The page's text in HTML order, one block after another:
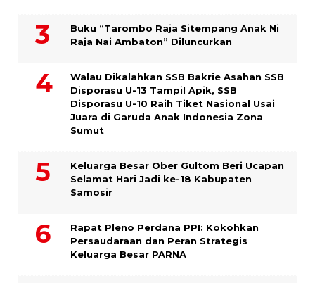
Buku “Tarombo Raja Sitempang Anak Ni
Raja Nai Ambaton” Diluncurkan
Walau Dikalahkan SSB Bakrie Asahan SSB
Disporasu U-13 Tampil Apik, SSB
Disporasu U-10 Raih Tiket Nasional Usai
Juara di Garuda Anak Indonesia Zona
Sumut
Keluarga Besar Ober Gultom Beri Ucapan
Selamat Hari Jadi ke-18 Kabupaten
Samosir
Rapat Pleno Perdana PPI: Kokohkan
Persaudaraan dan Peran Strategis
Keluarga Besar PARNA